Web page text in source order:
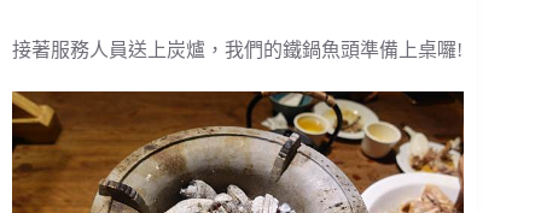
接著服務人員送上炭爐，我們的鐵鍋魚頭準備上桌囉!